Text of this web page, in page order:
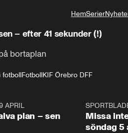
HemSerier
– efter 41 sekunder (!)
bortaplan
fotbollFotbollKIF Örebro DFF
1:03
APRIL
plan – sen
Missa
söndag 5